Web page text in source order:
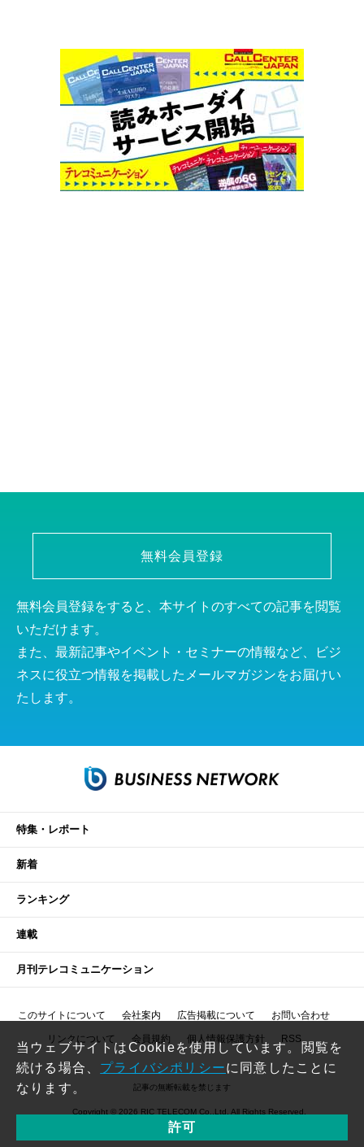
無料会員登録
無料会員登録をすると、本サイトのすべての記事を閲覧
いただけます。
また、最新記事やイベント・セミナーの情報など、ビジ
ネスに役立つ情報を掲載したメールマガジンをお届けい
たします。
特集・レポート
新着
ランキング
連載
月刊テレコミュニケーション
このサイトについて 会社案内 広告掲載について お問い合わせ
リンクについて 会員規約 個人情報保護方針 RSS
記事の無断転載を禁じます
Copyright © 2026 RIC TELECOM Co.,Ltd. All Rights Reserved.
当ウェブサイトはCookieを使用しています。閲覧を
続ける場合、 プライバシポリシーに同意したことに
なります。
許可